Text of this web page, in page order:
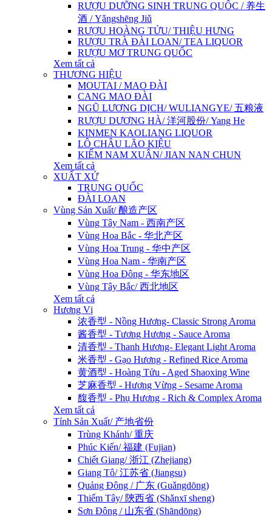
RƯỢU DƯỠNG SINH TRUNG QUỐC / 养生
酒 / Yǎngshēng Jiǔ
RƯỢU HOÀNG TỬU/ THIỆU HƯNG
RƯỢU TRÀ ĐÀI LOAN/ TEA LIQUOR
RƯỢU MƠ TRUNG QUỐC
Xem tất cả
THƯƠNG HIỆU
MOUTAI / MAO ĐÀI
CANG MAO ĐÀI
NGŨ LƯƠNG DỊCH/ WULIANGYE/ 五粮液
RƯỢU DƯƠNG HÀ/ 洋河股份/ Yang He
KINMEN KAOLIANG LIQUOR
LÔ CHÂU LÃO KIỆU
KIẾM NAM XUÂN/ JIAN NAN CHUN
Xem tất cả
XUẤT XỨ
TRUNG QUỐC
ĐÀI LOAN
Vùng Sản Xuất/ 酿造产区
Vùng Tây Nam - 西南产区
Vùng Hoa Bắc - 华北产区
Vùng Hoa Trung - 华中产区
Vùng Hoa Nam - 华南产区
Vùng Hoa Đông - 华东地区
Vùng Tây Bắc/ 西北地区
Xem tất cả
Hương Vị
浓香型 - Nồng Hương- Classic Strong Aroma
酱香型 - Tương Hương - Sauce Aroma
清香型 - Thanh Hương- Elegant Light Aroma
米香型 - Gạo Hương - Refined Rice Aroma
黄酒型 - Hoàng Tửu - Aged Shaoxing Wine
芝麻香型 - Hương Vừng - Sesame Aroma
馥香型 - Phụ Hương - Rich & Complex Aroma
Xem tất cả
Tỉnh Sản Xuất/ 产地省份
Trùng Khánh/ 重庆
Phúc Kiến/ 福建 (Fujian)
Chiết Giang/ 浙江 (Zhejiang)
Giang Tô/ 江苏省 (Jiangsu)
Quảng Đông / 广东 (Guǎngdōng)
Thiểm Tây/ 陝西省 (Shǎnxī sheng)
Sơn Đông / 山东省 (Shāndōng)